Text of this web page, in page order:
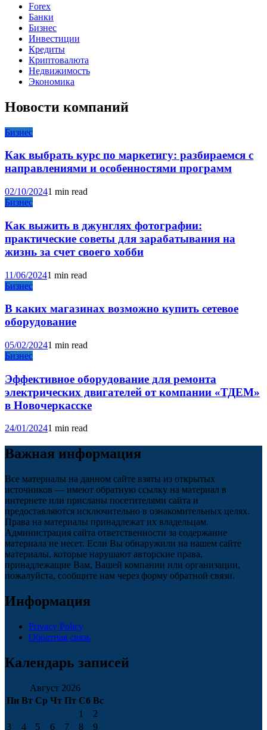
Forex
Банки
Бизнес
Инвестиции
Кредиты
Криптовалюта
Недвижимость
Экономика
Новости компаний
Бизнес
Как выбрать курс по маркетигу: разбираемся с
направлениями и особенностями программ
02/10/20241 min read
Бизнес
Как выжить в джунглях фотографии:
практические советы для зарабатывания на
жизнь за счет своего хобби
11/06/20241 min read
Бизнес
В каких магазинах возможно купить сетевое
оборудование
05/02/20241 min read
Бизнес
Эффективное оборудование для ремонта
электрических двигателей от компании «ТДЕМ»
в Новочеркасске
24/01/20241 min read
Важная информация
Все материалы на данном сайте взяты из открытых
источников — имеют обратную ссылку на материал в
интернете или присланы посетителями сайта и
предоставляются исключительно в ознакомительных целях.
Права на материалы принадлежат их владельцам.
Администрация сайта ответственности за содержание
материала не несет. Если Вы обнаружили на нашем сайте
материалы, которые нарушают авторские права,
принадлежащие Вам, Вашей компании или организации,
пожалуйста, сообщите нам через форму обратной связи.
Информация
Privacy Policy
Обратная связь
Календарь записей
Август 2026
Пн Вт Ср Чт Пт Сб Вс
1
2
3
4 5 6 7 8 9